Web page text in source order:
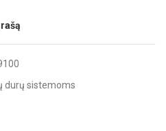
durų sistemoms